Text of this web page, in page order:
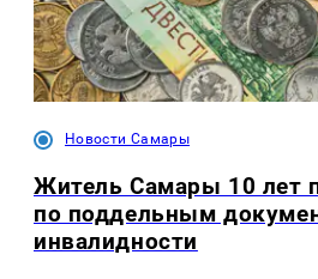
Новости Самары
Житель Самары 10 лет
по поддельным
инвалидности